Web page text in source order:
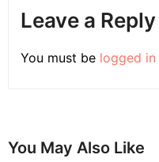
Leave a Reply
You must be logged in
You May Also Like